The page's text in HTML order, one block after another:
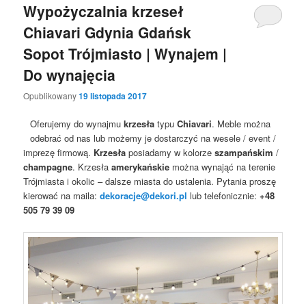
Wypożyczalnia krzeseł
Chiavari Gdynia Gdańsk
Sopot Trójmiasto | Wynajem |
Do wynajęcia
Opublikowany19 listopada 2017
Oferujemy do wynajmu krzesła typuChiavari. Meble można
odebrać od nas lub możemy je dostarczyć na wesele / event /
imprezę firmową. Krzesła posiadamy w kolorzeszampańskim /
champagne. Krzesłaamerykańskie można wynająć na terenie
Trójmiasta i okolic – dalsze miasta do ustalenia. Pytania proszę
kierować na maila:dekoracje@dekori.pl lub telefonicznie:+48
505 79 39 09